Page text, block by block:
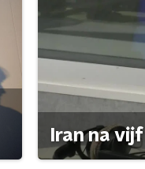
Iran na